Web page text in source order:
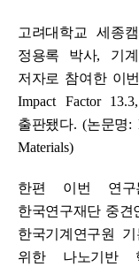
고려대학교 세종
정용록 박사, 기
저자로 참여한 이
Impact Factor
출판됐다. (논문명:
Materials)
한편 이번 연구
한국연구재단 중견
한국기계연구원 기
위한 나노기반